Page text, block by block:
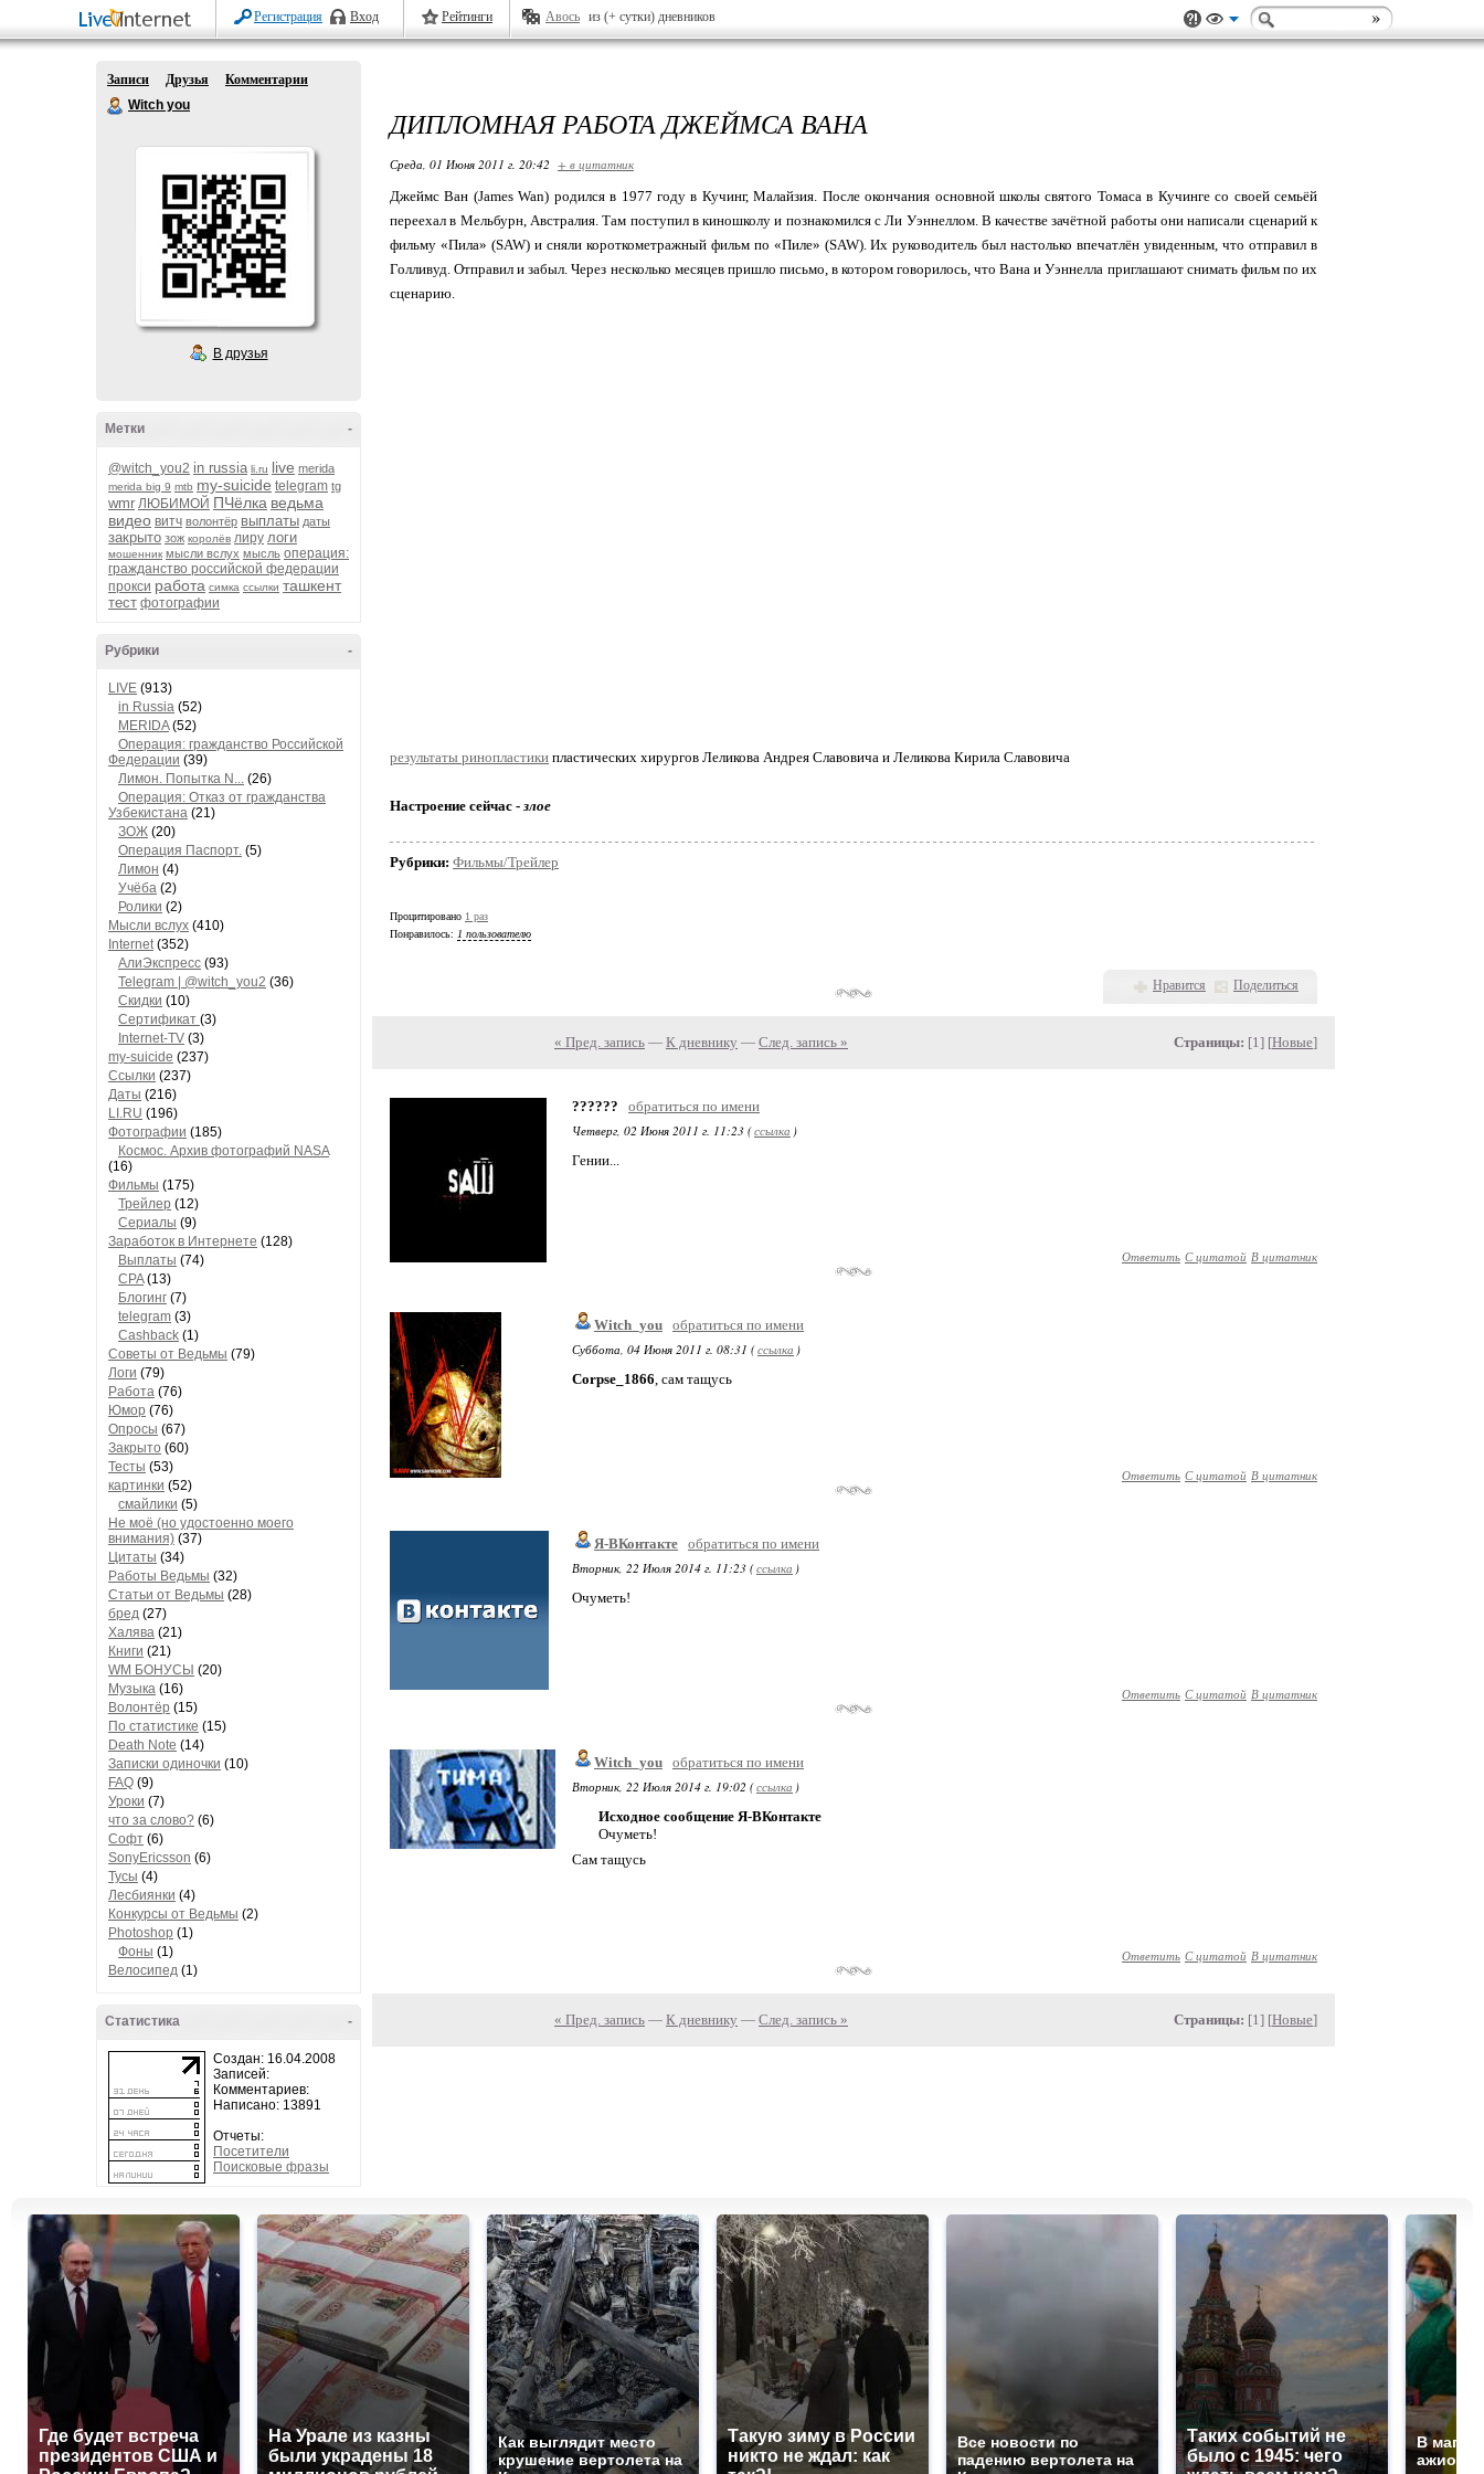
Регистрация Вход Рейтинги Авось из (+ сутки) дневников
Записи Друзья
Комментарии
Witch you
В друзья
-
Метки
@witch_you2 in russia li.ru live merida
merida big 9 mtb my-suicide telegram tg
wmr ЛЮБИМОЙ ПЧёлка ведьма
видео витч волонтёр выплаты даты
закрыто зож королёв лиру логи
мошенник мысли вслух мысль операция:
гражданство российской федерации
прокси работа симка ссылки ташкент
тест фотографии
-
Рубрики
LIVE (913)
in Russia (52)
MERIDA(52)
Операция: гражданство Российской
Федерации (39)
Лимон. Попытка N... (26)
Операция: Отказ от гражданства
Узбекистана (21)
ЗОЖ (20)
Операция Паспорт. (5)
Лимон (4)
Учёба (2)
Ролики (2)
Мысли вслух (410)
Internet(352)
АлиЭкспресс (93)
Telegram | @witch_you2 (36)
Скидки (10)
Сертификат (3)
Internet-TV (3)
my-suicide (237)
Ссылки (237)
Даты (216)
LI.RU (196)
Фотографии (185)
Космос. Архив фотографий NASA
(16)
Фильмы (175)
Трейлер (12)
Сериалы (9)
Заработок в Интернете (128)
Выплаты (74)
CPA(13)
Блогинг (7)
telegram (3)
Cashback (1)
Советы от Ведьмы (79)
Логи (79)
Работа (76)
Юмор (76)
Опросы (67)
Закрыто (60)
Тесты (53)
картинки (52)
смайлики (5)
Не моё (но удостоенно моего
внимания) (37)
Цитаты (34)
Работы Ведьмы (32)
Статьи от Ведьмы (28)
бред (27)
Халява (21)
Книги (21)
WM БОНУСЫ (20)
Музыка (16)
Волонтёр (15)
По статистике (15)
Death Note (14)
Записки одиночки (10)
FAQ (9)
Уроки (7)
что за слово? (6)
Софт (6)
SonyEricsson (6)
Тусы (4)
Лесбиянки (4)
Конкурсы от Ведьмы (2)
Photoshop (1)
Фоны (1)
Велосипед (1)
-
Статистика
Создан: 16.04.2008
Записей:
Комментариев:
Написано: 13891
Отчеты:
Посетители
Поисковые фразы
ДИПЛОМНАЯ РАБОТА ДЖЕЙМСА ВАНА
Среда, 01 Июня 2011 г. 20:42 + в цитатник
Джеймс Ван (James Wan) родился в 1977 году в Кучинг, Малайзия. После окончания основной школы святого Томаса в Кучинге со своей семьёй
переехал в Мельбурн, Австралия. Там поступил в киношколу и познакомился с Ли Уэннеллом. В качестве зачётной работы они написали сценарий к
фильму «Пила» (SAW) и сняли короткометражный фильм по «Пиле» (SAW). Их руководитель был настолько впечатлён увиденным, что отправил в
Голливуд. Отправил и забыл. Через несколько месяцев пришло письмо, в котором говорилось, что Вана и Уэннелла приглашают снимать фильм по их
сценарию.
результаты ринопластики пластических хирургов Леликова Андрея Славовича и Леликова Кирила Славовича
Настроение сейчас -злое
Рубрики: Фильмы/Трейлер
Процитировано 1 раз
Понравилось: 1 пользователю
Нравится Поделиться
« Пред. запись — К дневнику — След. запись » Страницы: [1] [Новые]
??????
обратиться по имени
Четверг, 02 Июня 2011 г. 11:23 (ссылка )
Гении...
Ответить С цитатой В цитатник
Witch_you обратиться по имени
Суббота, 04 Июня 2011 г. 08:31 (ссылка )
Corpse_1866, сам тащусь
Ответить С цитатой В цитатник
Я-ВКонтакте обратиться по имени
Вторник, 22 Июля 2014 г. 11:23 (ссылка )
Очуметь!
Ответить С цитатой В цитатник
Witch_you обратиться по имени
Вторник, 22 Июля 2014 г. 19:02 (ссылка )
Исходное сообщение Я-ВКонтакте
Очуметь!
Сам тащусь
Ответить С цитатой В цитатник
« Пред. запись — К дневнику — След. запись » Страницы: [1] [Новые]
Где будет встреча
президентов США и
На Урале из казны
были украдены 18
Как выглядит место
крушение вертолета на
Такую зиму в России
никто не ждал: как
Все новости по
падению вертолета на
Таких событий не
было с 1945: чего
В
ажиотаж